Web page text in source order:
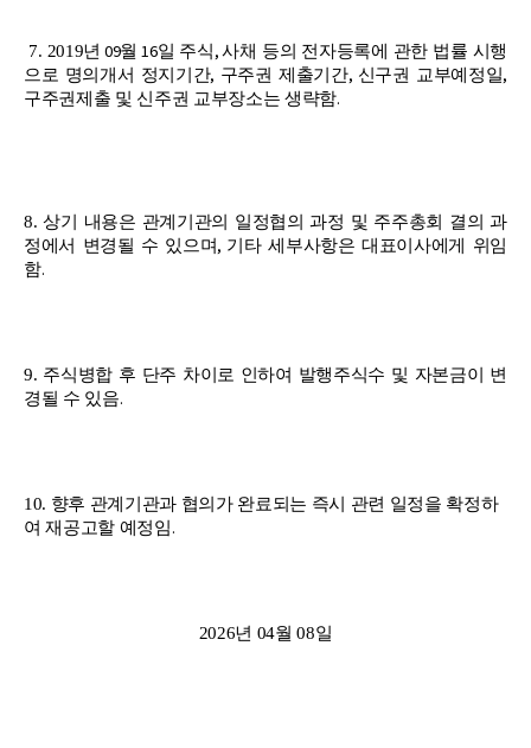
7. 2019년 09월 16일 주식,사채 등의 전자등록에 관한 법률 시행
으로 명의개서 정지기간, 구주권 제출기간, 신구권 교부예정일,
구주권제출 및 신주권 교부장소는 생략함.
8.상기 내용은 관계기관의 일정협의 과정 및 주주총회 결의 과
정에서 변경될 수 있으며, 기타 세부사항은 대표이사에게 위임
함.
9. 주식병합 후 단주 차이로 인하여 발행주식수 및 자본금이 변
경될 수 있음.
10. 향후 관계기관과 협의가 완료되는 즉시 관련 일정을 확정하
여 재공고할 예정임.
2026년 04월 08일